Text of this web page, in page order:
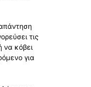
τις
να κόβει
για